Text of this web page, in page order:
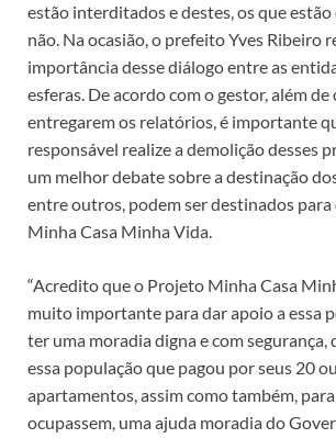
estão interditados e destes, os que
não. Na ocasião, o prefeito Yves Ribeiro
importância desse diálogo entre as
esferas. De acordo com o gestor, além
entregarem os relatórios, é importante
responsável realize a demolição desses
um melhor debate sobre a destinação
entre outros, podem ser destinados
Minha Casa Minha Vida.
“Acredito que o Projeto Minha Casa
muito importante para dar apoio a essa
ter uma moradia digna e com segurança,
essa população que pagou por seus 20
apartamentos, assim como também,
ocupassem, uma ajuda moradia do